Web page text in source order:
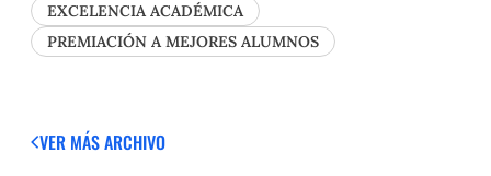
EXCELENCIA ACADÉMICA
PREMIACIÓN A MEJORES ALUMNOS
VER MÁSARCHIVO